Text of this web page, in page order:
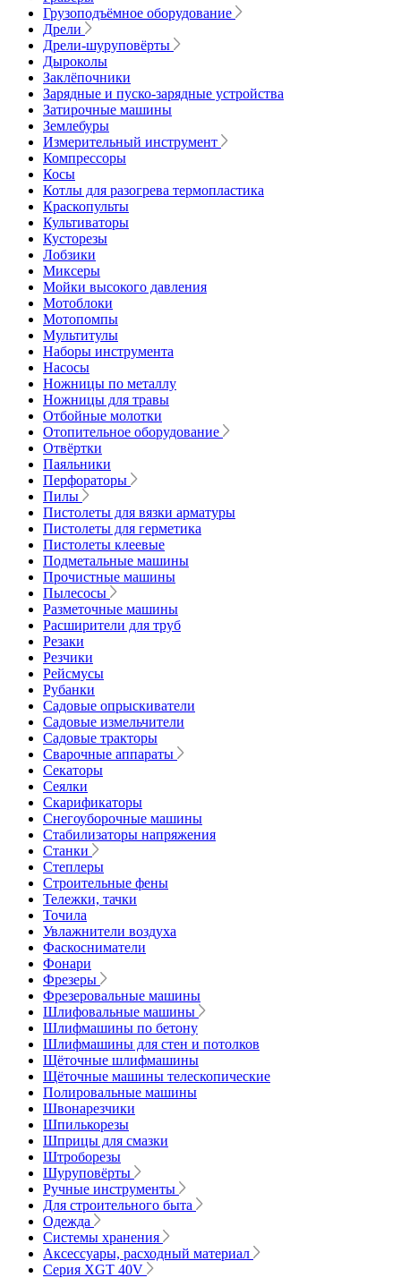
Грузоподъёмное оборудование
Дрели
Дрели-шуруповёрты
Дыроколы
Заклёпочники
Зарядные и пуско-зарядные устройства
Затирочные машины
Землебуры
Измерительный инструмент
Компрессоры
Косы
Котлы для разогрева термопластика
Краскопульты
Культиваторы
Кусторезы
Лобзики
Миксеры
Мойки высокого давления
Мотоблоки
Мотопомпы
Мультитулы
Наборы инструмента
Насосы
Ножницы по металлу
Ножницы для травы
Отбойные молотки
Отопительное оборудование
Отвёртки
Паяльники
Перфораторы
Пилы
Пистолеты для вязки арматуры
Пистолеты для герметика
Пистолеты клеевые
Подметальные машины
Прочистные машины
Пылесосы
Разметочные машины
Расширители для труб
Резаки
Резчики
Рейсмусы
Рубанки
Садовые опрыскиватели
Садовые измельчители
Садовые тракторы
Сварочные аппараты
Секаторы
Сеялки
Скарификаторы
Снегоуборочные машины
Стабилизаторы напряжения
Станки
Степлеры
Строительные фены
Тележки, тачки
Точила
Увлажнители воздуха
Фаскосниматели
Фонари
Фрезеры
Фрезеровальные машины
Шлифовальные машины
Шлифмашины по бетону
Шлифмашины для стен и потолков
Щёточные шлифмашины
Щёточные машины телескопические
Полировальные машины
Швонарезчики
Шпилькорезы
Шприцы для смазки
Штроборезы
Шуруповёрты
Ручные инструменты
Для строительного быта
Одежда
Системы хранения
Аксессуары, расходный материал
Серия XGT 40V